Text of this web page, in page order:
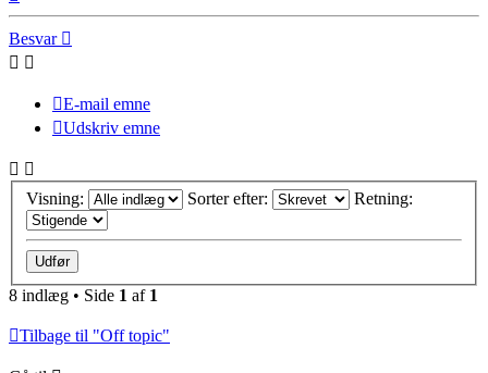
Besvar
E-mail emne
Udskriv emne
Visning: Sorter efter: Retning:
8 indlæg • Side 1 af 1
Tilbage til "Off topic"